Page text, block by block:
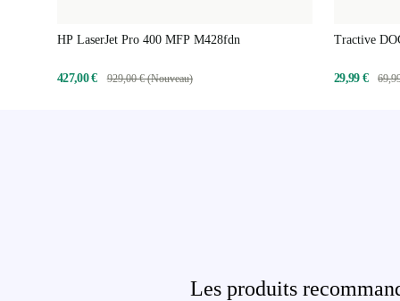
HP LaserJet Pro 400 MFP M428fdn
427,00 € 929,00 € (Nouveau)
Tractive
29,99 €
Les produits